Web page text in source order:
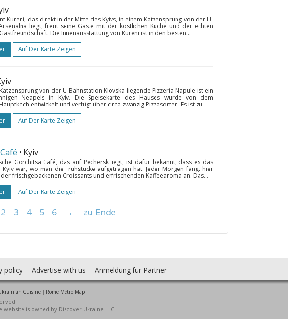
Kureni, das direkt in der Mitte des Kyivs, in einem Katzensprung von der U-
liegt, freut seine Gäste mit der köstlichen Küche und der echten
Die Innenausstattung von Kureni ist in den besten...
Auf Der Karte Zeigen
von der U-Bahnstation Klovska liegende Pizzeria Napule ist ein
Neapels in Kyiv. Die Speisekarte des Hauses wurde von dem
entwickelt und verfügt über circa zwanzig Pizzasorten. Es ist zu...
Auf Der Karte Zeigen
• Kyiv
Gorchitsa Café, das auf Pechersk liegt, ist dafür bekannt, dass es das
Kyiv war, wo man die Frühstücke aufgetragen hat. Jeder Morgen fängt hier
frischgebackenen Croissants und erfrischenden Kaffeearoma an. Das...
Auf Der Karte Zeigen
2 3 4 5 6 → zu Ende
policy Advertise with us Anmeldung für Partner
Cuisine| Rome Metro Map
is owned by Discover Ukraine LLC.